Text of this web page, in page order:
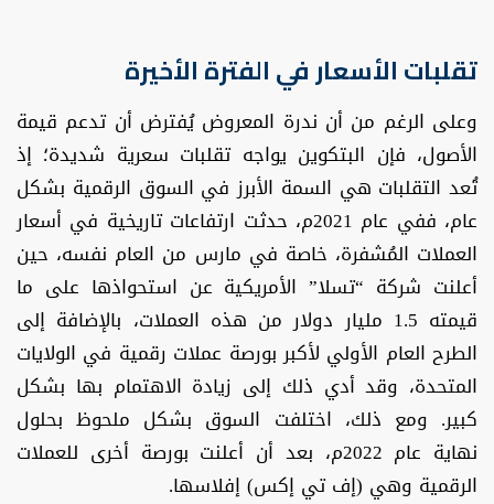
تقلبات الأسعار في الفترة الأخيرة
وعلى الرغم من أن ندرة المعروض يُفترض أن تدعم قيمة
الأصول، فإن البتكوين يواجه تقلبات سعرية شديدة؛ إذ
تُعد التقلبات هي السمة الأبرز في السوق الرقمية بشكل
عام، ففي عام 2021م، حدثت ارتفاعات تاريخية في أسعار
العملات المُشفرة، خاصة في مارس من العام نفسه، حين
أعلنت شركة “تسلا” الأمريكية عن استحواذها على ما
قيمته 1.5 مليار دولار من هذه العملات، بالإضافة إلى
الطرح العام الأولي لأكبر بورصة عملات رقمية في الولايات
المتحدة، وقد أدي ذلك إلى زيادة الاهتمام بها بشكل
كبير. ومع ذلك، اختلفت السوق بشكل ملحوظ بحلول
نهاية عام 2022م، بعد أن أعلنت بورصة أخرى للعملات
الرقمية وهي (إف تي إكس) إفلاسها.